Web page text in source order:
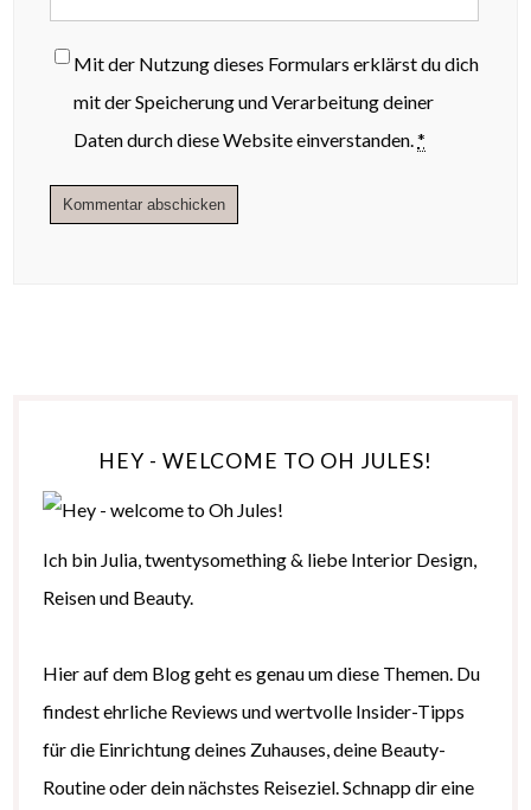
Mit der Nutzung dieses Formulars erklärst du dich
mit der Speicherung und Verarbeitung deiner
Daten durch diese Website einverstanden.*
HEY - WELCOME TO OH JULES!
Ich bin Julia, twentysomething & liebe Interior Design,
Reisen und Beauty.
Hier auf dem Blog geht es genau um diese Themen. Du
findest ehrliche Reviews und wertvolle Insider-Tipps
für die Einrichtung deines Zuhauses, deine Beauty-
Routine oder dein nächstes Reiseziel. Schnapp dir eine